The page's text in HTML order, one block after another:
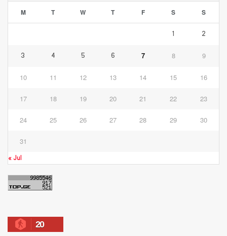
M T W T F S S
1 2
3 4 5 6 7 8 9
10 11 12 13 14 15 16
17 18 19 20 21 22 23
24 25 26 27 28 29 30
31
« Jul
20